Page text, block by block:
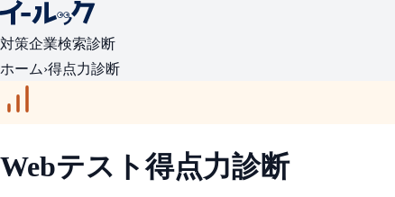
対策企業検索診断
ホーム›得点力診断
Webテスト得点力診断